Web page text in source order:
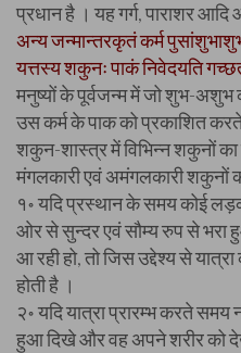
प्रधान है । यह गर्ग, पाराशर आदि
अन्य जन्मान्तरकृतं कर्म
यत्तस्य शकुनः पाकं निवेदयति
मनुष्यों के पूर्वजन्म में जो शुभ-अशुभ
उस कर्म के पाक को प्रकाशित
शकुन-शास्त्र में विभिन्न शकुनों
मंगलकारी एवं अमंगलकारी शकुनों
१॰ यदि प्रस्थान के समय कोई
ओर से सुन्दर एवं सौम्य रुप से भरा
आ रही हो, तो जिस उद्देश्य से यात्रा
होती है ।
२॰ यदि यात्रा प्रारम्भ करते
हुआ दिखे और वह अपने शरीर को